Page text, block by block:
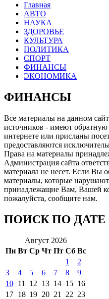
Главная
АВТО
НАУКА
ЗДОРОВЬЕ
КУЛЬТУРА
ПОЛИТИКА
СПОРТ
ФИНАНСЫ
ЭКОНОМИКА
ФИНАНСЫ
Все материалы на данном
источников - имеют обратную
интернете или присланы
предоставляются
Права на материалы
Администрация сайта
материала не несет. Если Вы
материалы, которые нарушают
принадлежащие Вам, Вашей
пожалуйста, сообщите нам.
ПОИСК ПО ДАТЕ
Август 2026
Пн Вт Ср Чт Пт Сб Вс
1
2
3
4 5 6 7 8
9
10 11 12 13 14 15 16
17 18 19 20 21 22 23